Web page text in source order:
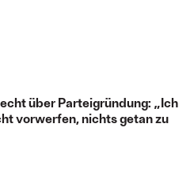
über Parteigründung: „Ich
vorwerfen, nichts getan zu